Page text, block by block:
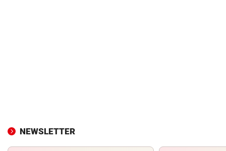
NEWSLETTER